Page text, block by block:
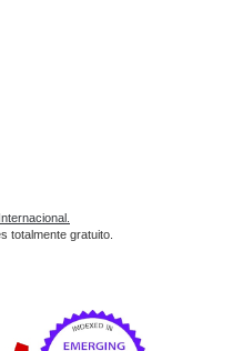
totalmente gratuito.